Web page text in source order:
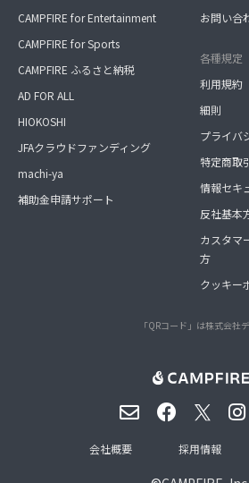
CAMPFIRE for Entertainment
CAMPFIRE for Sports
CAMPFIRE ふるさと納税
AD FOR ALL
HIOKOSHI
JFAクラウドファンディング
machi-ya
補助金申請サポート
お問い合
各種規定
利用規約
細則
プライバ
特定商取
情報セキ
反社基本
カスタマ
方
クッキー
「QRコード」は株式会社
会社概要 採用情報